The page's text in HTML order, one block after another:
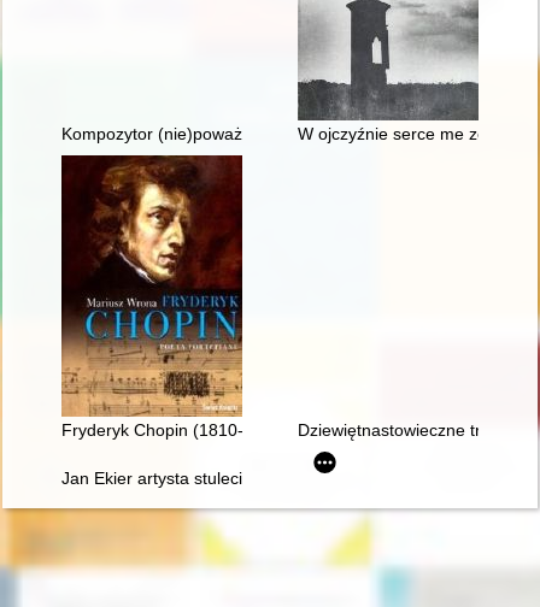
Kompozytor (nie)poważny. Poczucie humoru Fryderyka
W ojczyźnie serce me
Fryderyk Chopin (1810-1849). Poeta fortepianu
Dziewiętnastowieczne
Jan Ekier artysta stulecia - w darze Chopinowi. Księga